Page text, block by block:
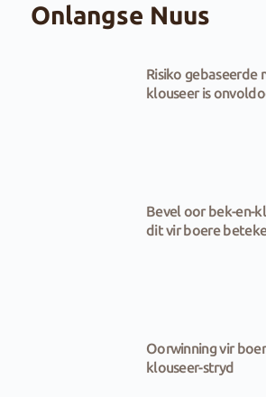
Onlangse Nuus
Risiko gebaseerde
klouseer is
Bevel oor bek-en-
dit vir boere
Oorwinning vir
klouseer-stryd